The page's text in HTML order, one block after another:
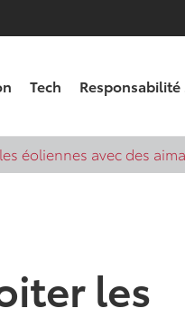
Tech Responsabilité
éoliennes avec des
les